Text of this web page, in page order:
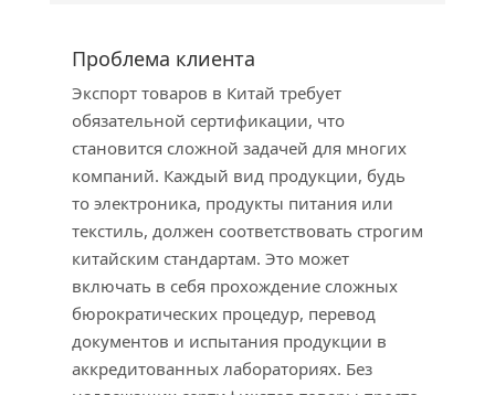
Проблема клиента
Экспорт товаров в Китай требует
обязательной сертификации, что
становится сложной задачей для многих
компаний. Каждый вид продукции, будь
то электроника, продукты питания или
текстиль, должен соответствовать строгим
китайским стандартам. Это может
включать в себя прохождение сложных
бюрократических процедур, перевод
документов и испытания продукции в
аккредитованных лабораториях. Без